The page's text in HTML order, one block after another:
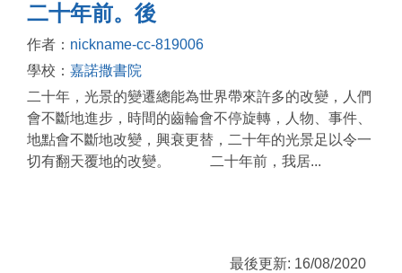
二十年前。後
作者： nickname-cc-819006
學校： 嘉諾撒書院
二十年，光景的變遷總能為世界帶來許多的改變，人們
會不斷地進步，時間的齒輪會不停旋轉，人物、事件、
地點會不斷地改變，興衰更替，二十年的光景足以令一
切有翻天覆地的改變。 二十年前，我居...
最後更新: 16/08/2020